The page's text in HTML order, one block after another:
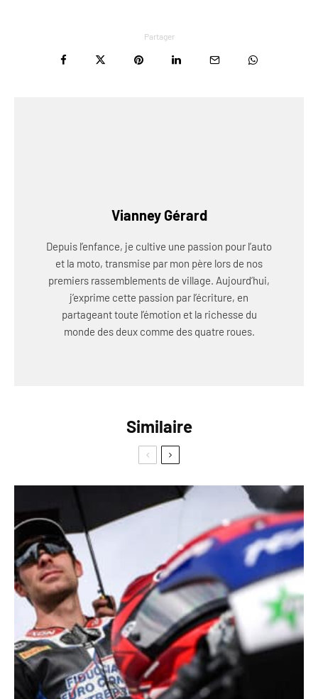
Partager
Vianney Gérard
Depuis l’enfance, je cultive une passion pour l’auto
et la moto, transmise par mon père lors de nos
premiers rassemblements de village. Aujourd’hui,
j’exprime cette passion par l’écriture, en
partageant toute l’émotion et la richesse du
monde des deux comme des quatre roues.
Similaire